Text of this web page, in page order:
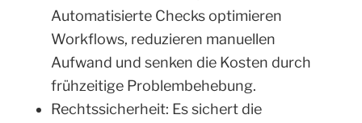
Automatisierte Checks optimieren
Workflows, reduzieren manuellen
Aufwand und senken die Kosten durch
frühzeitige Problembehebung.
Rechtssicherheit: Es sichert die